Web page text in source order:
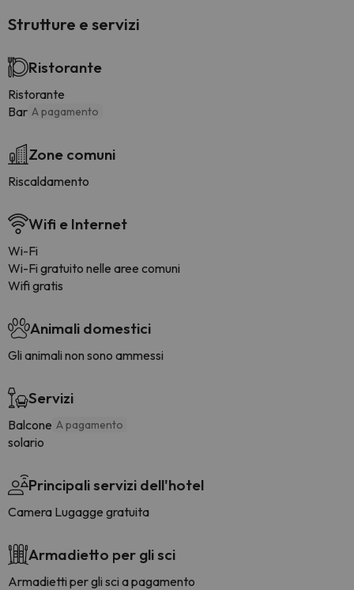
Strutture e servizi
Ristorante
Ristorante
Bar A pagamento
Zone comuni
Riscaldamento
Wifi e Internet
Wi-Fi
Wi-Fi gratuito nelle aree comuni
Wifi gratis
Animali domestici
Gli animali non sono ammessi
Servizi
Balcone A pagamento
solario
Principali servizi dell'hotel
Camera Lugagge gratuita
Armadietto per gli sci
Armadietti per gli sci a pagamento